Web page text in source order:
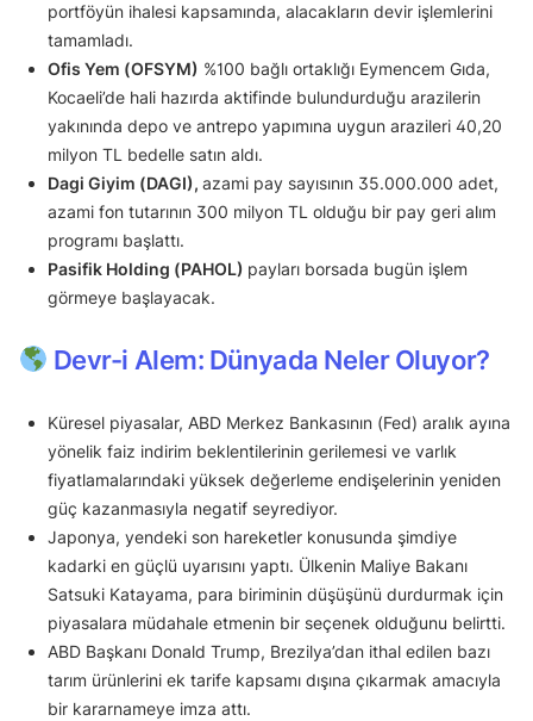
portföyün ihalesi kapsamında, alacakların devir işlemlerini
tamamladı.
Ofis Yem (OFSYM) %100 bağlı ortaklığı Eymencem Gıda,
Kocaeli’de hali hazırda aktifinde bulundurduğu arazilerin
yakınında depo ve antrepo yapımına uygun arazileri 40,20
milyon TL bedelle satın aldı.
Dagi Giyim (DAGI), azami pay sayısının 35.000.000 adet,
azami fon tutarının 300 milyon TL olduğu bir pay geri alım
programı başlattı.
Pasifik Holding (PAHOL) payları borsada bugün işlem
görmeye başlayacak.
Devr-i Alem: Dünyada Neler Oluyor?
Küresel piyasalar, ABD Merkez Bankasının (Fed) aralık ayına
yönelik faiz indirim beklentilerinin gerilemesi ve varlık
fiyatlamalarındaki yüksek değerleme endişelerinin yeniden
güç kazanmasıyla negatif seyrediyor.
Japonya, yendeki son hareketler konusunda şimdiye
kadarki en güçlü uyarısını yaptı. Ülkenin Maliye Bakanı
Satsuki Katayama, para biriminin düşüşünü durdurmak için
piyasalara müdahale etmenin bir seçenek olduğunu belirtti.
ABD Başkanı Donald Trump, Brezilya’dan ithal edilen bazı
tarım ürünlerini ek tarife kapsamı dışına çıkarmak amacıyla
bir kararnameye imza attı.